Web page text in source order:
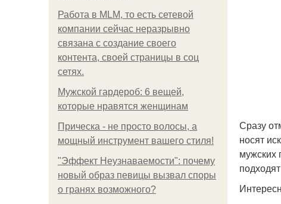
Работа в MLM, то есть сетевой
компании сейчас неразрывно
связана с создание своего
контента, своей страницы в соц
сетях.
Мужской гардероб: 6 вещей,
которые нравятся женщинам
Прическа - не просто волосы, а
мощный инструмент вашего стиля!
"Эффект Неузнаваемости": почему
новый образ певицы вызвал споры
о гранях возможного?
Сразу
носят
мужских